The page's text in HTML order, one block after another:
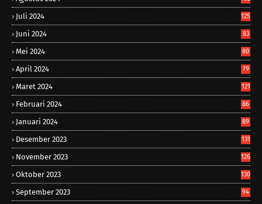
Juli 2024 125
Juni 2024 83
Mei 2024 80
April 2024 79
Maret 2024 121
Februari 2024 86
Januari 2024 89
Desember 2023 131
November 2023 126
Oktober 2023 130
September 2023 94